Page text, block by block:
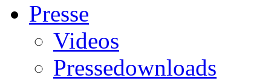
Presse
Videos
Pressedownloads